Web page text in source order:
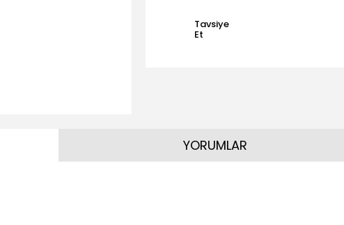
Tavsiye
Et
YORUMLAR